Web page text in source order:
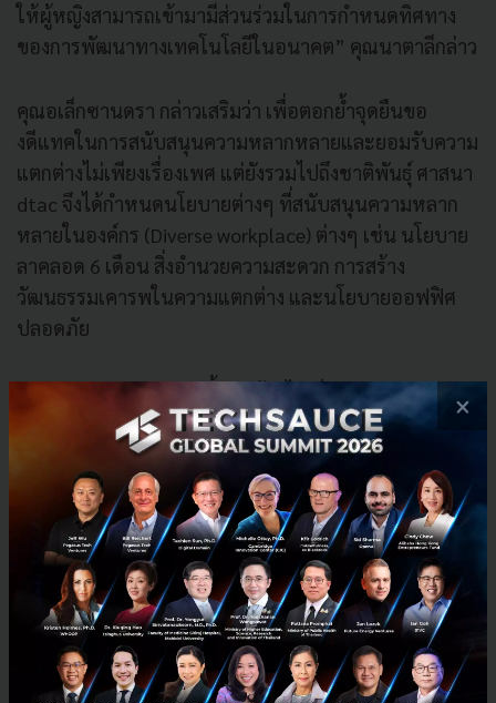
ให้ผู้หญิงสามารถเข้ามามีส่วนร่วมในการกำหนดทิศทาง
ของการพัฒนาทางเทคโนโลยีในอนาคต” คุณนาตาลีกล่าว
คุณอเล็กซานดรา กล่าวเสริมว่า เพื่อตอกย้ำจุดยืนขอ
งดีแทคในการสนับสนุนความหลากหลายและยอมรับความ
แตกต่างไม่เพียงเรื่องเพศ แต่ยังรวมไปถึงชาติพันธุ์ ศาสนา
dtac จึงได้กำหนดนโยบายต่างๆ ที่สนับสนุนความหลาก
หลายในองค์กร (Diverse workplace) ต่างๆ เช่น นโยบาย
ลาคลอด 6 เดือน สิ่งอำนวยความสะดวก การสร้าง
วัฒนธรรมเคารพในความแตกต่าง และนโยบายออฟฟิศ
ปลอดภัย
“ความแตกต่างทางเพศนั้นจะต้องไม่เป็นอุปสรรคต่อการ
ทำงาน ตลอดจนการพิจารณาการเลื่อนตำแหน่ง ซึ่ง dtac
ได้มุ่งเน้นให้เกิดความเท่าเทียมระหว่างเพศชายและหญิง
ผ่านนโยบายต่างๆ ที่สร้างสมดุลและเอื้อให้เกิดสภาวะการ
ทำงานที่เท่าเทียมกันระหว่างเพศ ตัวอย่างเช่น นโยบายลา
คลอด 6 เดือน ซึ่ง dtac ถือเป็นบริษัทแรกในประเทศไทย
ที่เปิดโอกาสให้พนักงานที่มีบุตรสามารถลาคลอดได้ 6
เดือน โดยยังรับเงินเดือนเต็มอัตรา การอำนวยความ
สะดวกของคุณแม่ผ่านห้องให้นมบุตร ห้องเด็กเล่น
เป็นต้น” คุณอเล็กซานดรา กล่าว
×